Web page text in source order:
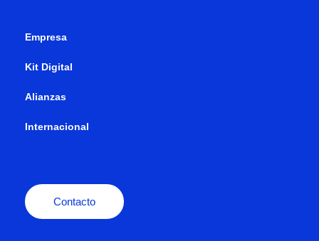
Empresa
Kit Digital
Alianzas
Internacional
Contacto